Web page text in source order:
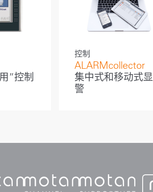
”控制
控制
ALARMcollector
集中式和移动式
警